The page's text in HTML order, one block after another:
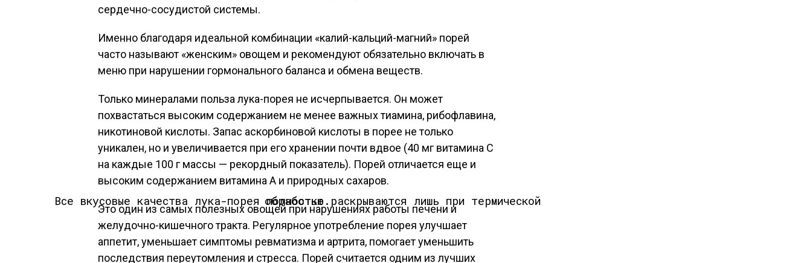
сердечно-сосудистой системы.
Именно благодаря идеальной комбинации «калий-кальций-магний» порей
часто называют «женским» овощем и рекомендуют обязательно включать в
меню при нарушении гормонального баланса и обмена веществ.
Только минералами польза лука-порея не исчерпывается. Он может
похвастаться высоким содержанием не менее важных тиамина, рибофлавина,
никотиновой кислоты. Запас аскорбиновой кислоты в порее не только
уникален, но и увеличивается при его хранении почти вдвое (40 мг витамина С
на каждые 100 г массы — рекордный показатель). Порей отличается еще и
высоким содержанием витамина А и природных сахаров.
Все вкусовые качества лука-порея полностью раскрываются лишь при термической обработке.
Это один из самых полезных овощей при нарушениях работы печени и
желудочно-кишечного тракта. Регулярное употребление порея улучшает
аппетит, уменьшает симптомы ревматизма и артрита, помогает уменьшить
последствия переутомления и стресса. Порей считается одним из лучших